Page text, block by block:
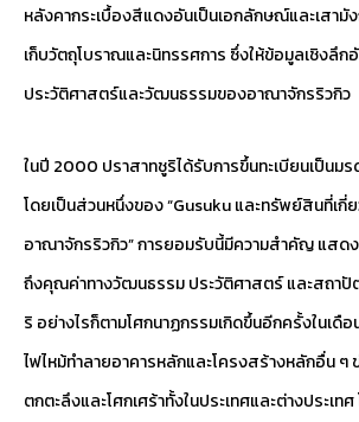
หลังคากระเบื้องสีแดงอันเป็นเอกลักษณ์และเสามั
เก็บวัตถุโบราณและนิทรรศการ ซึ่งให้ข้อมูลเชิงลึก
ประวัติศาสตร์และวัฒนธรรมของอาณาจักรริวกิว
ในปี 2000 ปราสาทชูริได้รับการขึ้นทะเบียนเป็นมร
โดยเป็นส่วนหนึ่งของ “Gusuku และทรัพย์สินที่เกี่
อาณาจักรริวกิว” การยอมรับนี้มีความสำคัญ แสด
ถึงคุณค่าทางวัฒนธรรม ประวัติศาสตร์ และสถา
ริ อย่างไรก็ตามโศกนาฏกรรมเกิดขึ้นอีกครั้งในเดื
ไฟไหม้ทำลายอาคารหลักและโครงสร้างหลักอื่น ๆ
ตกตะลึงและโศกเศร้าทั้งในประเทศและต่างประเท